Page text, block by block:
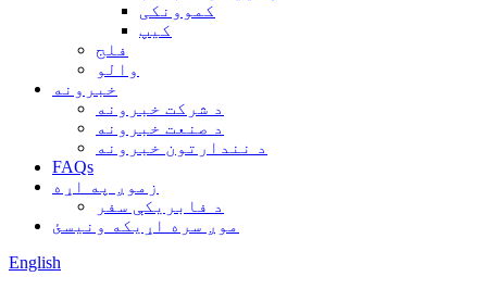
کموونکی
کیپ
فلج
والو
خبرونه
د شرکت خبرونه
د صنعت خبرونه
د نندارتون خبرونه
FAQs
زموږ په اړه
د فابریکې سفر
موږ سره اړیکه ونیسئ
English